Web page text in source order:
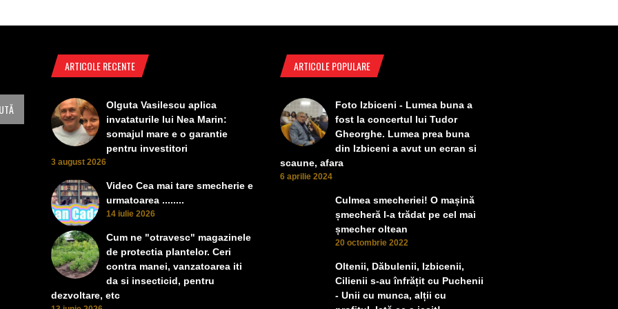
ARTICOLE RECENTE
Olguta Vasilescu aplica
invataturile lui Nea Marin:
somajul mare e o garantie
pentru investitori
3 august 2026
Video Cea mai tare smecherie e
urmatoarea ........
14 iulie 2026
Cum ne "otravesc" magazinele
de protectia plantelor. Ceri
contra manei, vanzatoarea iti
da si insecticid, pentru
dezvoltare, etc
ARTICOLE POPULARE
Foto Izbiceni - Lumea buna a
fost la concertul lui Tudor
Gheorghe. Lumea prea buna
din Izbiceni a avut un ecran si
scaune, afara
6 aprilie 2024
Culmea smecheriei! O mașină
șmecheră l-a trădat pe cel mai
șmecher oltean
20 octombrie 2022
Oltenii, Dăbulenii, Izbicenii,
Cilienii s-au înfrățit cu Puchenii
- Unii cu munca, alții cu